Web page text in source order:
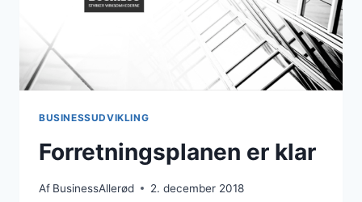
BUSINESSUDVIKLING
Forretningsplanen er klar
Af BusinessAllerød 2. december 2018